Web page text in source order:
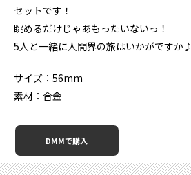
セットです！
眺めるだけじゃあもったいないっ！
5人と一緒に人間界の旅はいかがですか♪
サイズ：56mm
素材：合金
DMMで購入